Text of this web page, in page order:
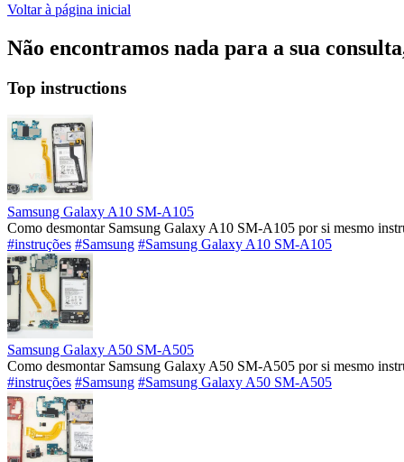
Voltar à página inicial
Não encontramos nada para a sua
Top instructions
Samsung Galaxy A10 SM-A105
Como desmontar Samsung Galaxy A10 SM-A105 por si mesmo
#instruções #Samsung #Samsung Galaxy A10 SM-A105
Samsung Galaxy A50 SM-A505
Como desmontar Samsung Galaxy A50 SM-A505 por si mesmo
#instruções #Samsung #Samsung Galaxy A50 SM-A505